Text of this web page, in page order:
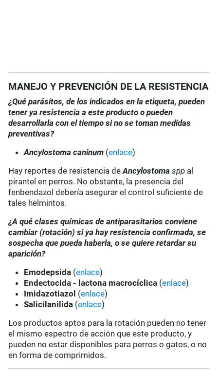
MANEJO Y PREVENCIÓN DE LA RESISTENCIA
¿Qué parásitos, de los indicados en la etiqueta, pueden
tener ya resistencia a este producto o pueden
desarrollarla con el tiempo si no se toman medidas
preventivas?
Ancylostoma caninum (enlace)
Hay reportes de resistencia deAncylostoma spp al
pirantel en perros. No obstante, la presencia del
fenbendazol debería asegurar el control suficiente de
tales helmintos.
¿A qué clases químicas de antiparasitarios conviene
cambiar (rotación) si ya hay resistencia confirmada, se
sospecha que pueda haberla, o se quiere retardar su
aparición?
Emodepsida (enlace)
Endectocida - lactona macrocíclica (enlace)
Imidazotiazol (enlace)
Salicilanilida (enlace)
Los productos aptos para la rotación pueden no tener
el mismo espectro de acción que este producto, y
pueden no estar disponibles para perros o gatos, o no
en forma de comprimidos.